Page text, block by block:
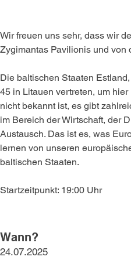
Wir freuen uns sehr, dass wir
Zygimantas Pavilionis und von
Die baltischen Staaten
45 in Litauen vertreten, um
nicht bekannt ist, es gibt
im Bereich der Wirtschaft, der
Austausch. Das ist es, was
lernen von unseren
baltischen Staaten.
Startzeitpunkt: 19:00 Uhr
Wann?
24.07.2025